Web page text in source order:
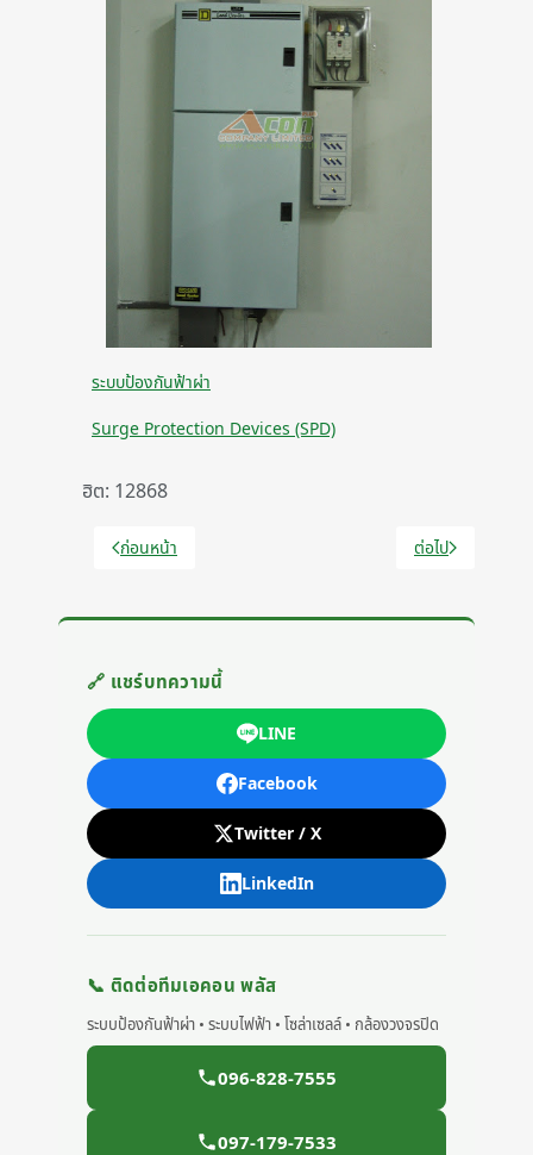
ระบบป้องกันฟ้าผ่า
Surge Protection Devices (SPD)
ฮิต: 12868
เนื้อหาก่อนหน้า: เปลี่ยนระบบล่อฟ้าฟาราเดย์ แทนที่ด้วย หัวล่อฟ้
ก่อนหน้า เนื้อหาถัดไป: ติด
ต่อไป
🔗 แชร์บทความนี้
LINE
Facebook
Twitter / X
LinkedIn
📞 ติดต่อทีมเอคอน พลัส
ระบบป้องกันฟ้าผ่า • ระบบไฟฟ้า • โซล่าเซลล์ • กล้องวงจรปิด
096-828-7555
097-179-7533